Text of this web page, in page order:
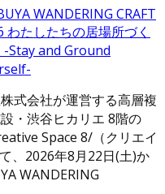
WANDERING CRAFT
わたしたちの居場所づく
-Stay and Ground
式会社が運営する高層複
・渋谷ヒカリエ 8階の
Space 8/（クリエイ
、2026年8月22日(土)か
WANDERING